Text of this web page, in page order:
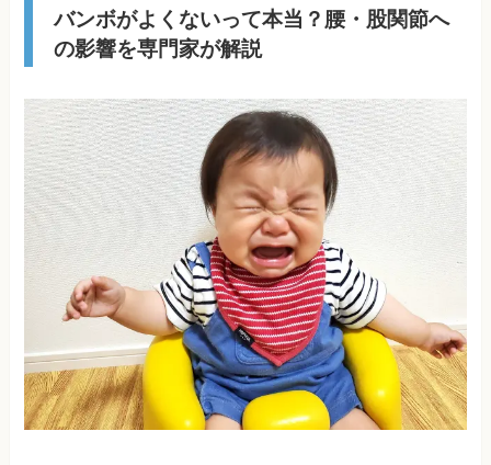
バンボがよくないって本当？腰・股関節へ
の影響を専門家が解説